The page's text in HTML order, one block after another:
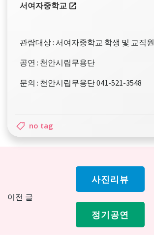
서여자중학교
관람대상 : 서여자중학교 학생 및 교직원
공연 : 천안시립무용단
문의 : 천안시립무용단 041-521-3548
no tag
Post
navigation
이전 글
사진리뷰
정기공연